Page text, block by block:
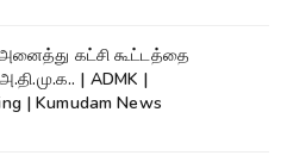
கட்சி கூட்டத்தை
| ADMK |
| Kumudam News